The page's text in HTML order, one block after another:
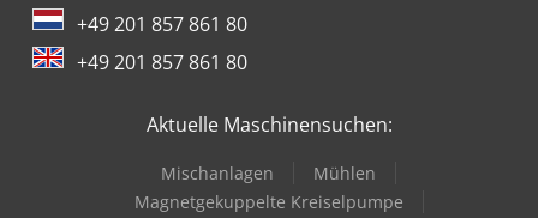
+49 201 857 861 80
+49 201 857 861 80
Aktuelle Maschinensuchen:
Mischanlagen
Mühlen
Magnetgekuppelte Kreiselpumpe